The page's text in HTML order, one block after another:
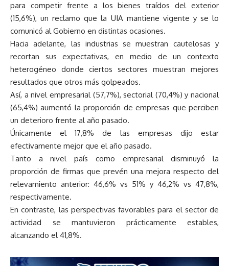
para competir frente a los bienes traídos del exterior
(15,6%), un reclamo que la UIA mantiene vigente y se lo
comunicó al Gobierno en distintas ocasiones.
Hacia adelante, las industrias se muestran cautelosas y
recortan sus expectativas, en medio de un contexto
heterogéneo donde ciertos sectores muestran mejores
resultados que otros más golpeados.
Así, a nivel empresarial (57,7%), sectorial (70,4%) y nacional
(65,4%) aumentó la proporción de empresas que perciben
un deterioro frente al año pasado.
Únicamente el 17,8% de las empresas dijo estar
efectivamente mejor que el año pasado.
Tanto a nivel país como empresarial disminuyó la
proporción de firmas que prevén una mejora respecto del
relevamiento anterior: 46,6% vs 51% y 46,2% vs 47,8%,
respectivamente.
En contraste, las perspectivas favorables para el sector de
actividad se mantuvieron prácticamente estables,
alcanzando el 41,8%.